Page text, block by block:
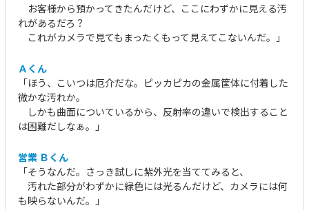
お客様から預かってきたんだけど、ここにわずかに見える汚
れがあるだろ？
これがカメラで見てもまったくもって見えてこないんだ。」
Ａくん
「ほう、こいつは厄介だな。ピッカピカの金属筐体に付着した
微かな汚れか。
しかも曲面についているから、反射率の違いで検出すること
は困難だしなぁ。」
営業 Ｂくん
「そうなんだ。さっき試しに紫外光を当ててみると、
汚れた部分がわずかに緑色には光るんだけど、カメラには何
も映らないんだ。」